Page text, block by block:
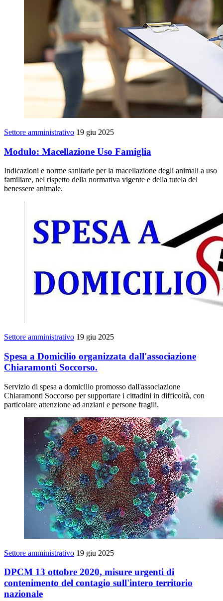
Settore amministrativo 19 giu 2025
Modulo: Macellazione Uso Famiglia
Indicazioni e norme sanitarie per la macellazione degli animali a uso
familiare, nel rispetto della normativa vigente e della tutela del
benessere animale.
Settore amministrativo 19 giu 2025
Spesa a Domicilio organizzata dall'associazione
Chiaramonti Soccorso.
Servizio di spesa a domicilio promosso dall'associazione
Chiaramonti Soccorso per supportare i cittadini in difficoltà, con
particolare attenzione ad anziani e persone fragili.
Settore amministrativo 19 giu 2025
DPCM 13 ottobre 2020, misure urgenti di
contenimento del contagio sull'intero territorio
nazionale